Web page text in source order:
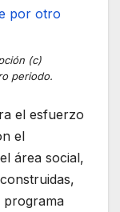
(c)
periodo.
el esfuerzo
el
área social,
programa